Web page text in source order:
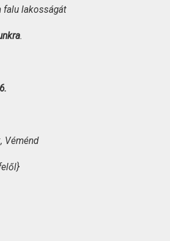
falu lakosságát
.
Véménd